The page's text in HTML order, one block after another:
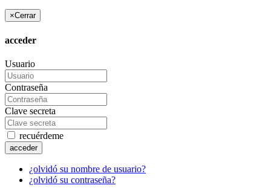
×Cerrar
acceder
Usuario
Contraseña
Clave secreta
recuérdeme
acceder
¿olvidó su nombre de usuario?
¿olvidó su contraseña?